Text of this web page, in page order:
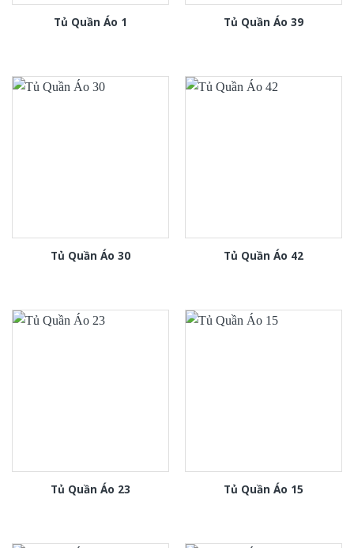
Tủ Quần Áo 1 Tủ Quần Áo 39
Tủ Quần Áo 30 Tủ Quần Áo 42
Tủ Quần Áo 23 Tủ Quần Áo 15